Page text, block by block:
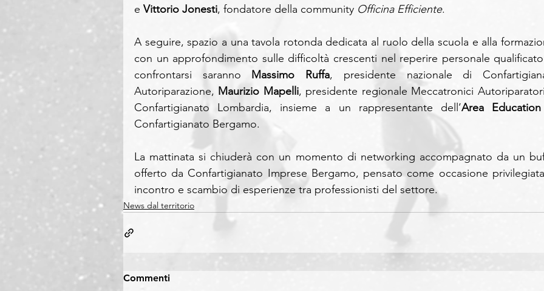
e Vittorio Jonesti, fondatore della community Officina Efficiente.
A seguire, spazio a una tavola rotonda dedicata al ruolo della scuola e alla
con un approfondimento sulle difficoltà crescenti nel reperire personale
confrontarsi saranno Massimo Ruffa, presidente nazionale di
Autoriparazione, Maurizio Mapelli, presidente regionale Meccatronici
Confartigianato Lombardia, insieme a un rappresentante dell’Area Education
Confartigianato Bergamo.
La mattinata si chiuderà con un momento di networking accompagnato da un
offerto da Confartigianato Imprese Bergamo, pensato come occasione
incontro e scambio di esperienze tra professionisti del settore.
News dal territorio
Commenti